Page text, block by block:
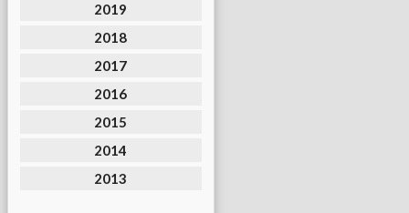
2019
2018
2017
2016
2015
2014
2013